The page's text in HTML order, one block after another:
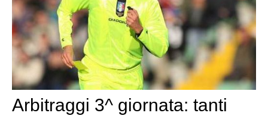
Arbitraggi 3^ giornata: tanti